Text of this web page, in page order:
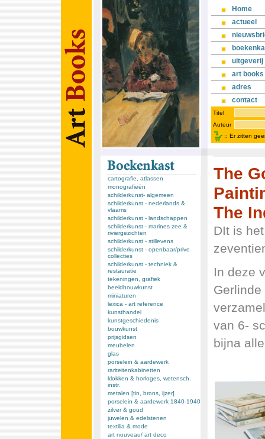
Home
actueel
uitgeverij
art books
adres
contact
Titel
Auteur
:: Er zitten
cartografie, atlassen
monografieën
schilderkunst- algemeen
schilderkunst - nederlands &
vlaams
schilderkunst - landschappen
schilderkunst - marines zee &
riviergezichten
schilderkunst - stillevens
schilderkunst - openbaar/prive
collecties
schilderkunst - techniek &
restauratie
tekeningen, grafiek
beeldhouwkunst
miniaturen
lexica - art reference
kunsthandel
kunstgeschiedenis
bouwkunst
prijsgidsen
meubelen
glas
porselein & aardewerk
rariteitenkabinetten
klokken & horloges, wetensch.
instr.
metalen [tin, brons, ijzer]
porselein & aardewerk 1840-1940
zilver & goud
juwelen & edelstenen
textilia & mode
art nouveau/ art deco
The
The
DIt is
In deze
van 6-
bijna